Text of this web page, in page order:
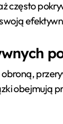
często
obejmują